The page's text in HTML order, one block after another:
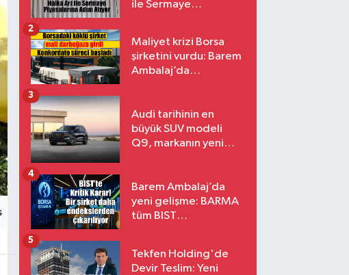
ile Sermaye
Maliyet krizi Borsa
şirketini vurdu: Barem
Ambalaj’da
2
Audi tarihinin en
büyük SUV modeli
Q9, markanın yeni
3
Barem Ambalaj’da
yeni gelişme: BARMA
tüm BIST
4
Tekfen Holding'de
Devir Teslim: Yeni
5